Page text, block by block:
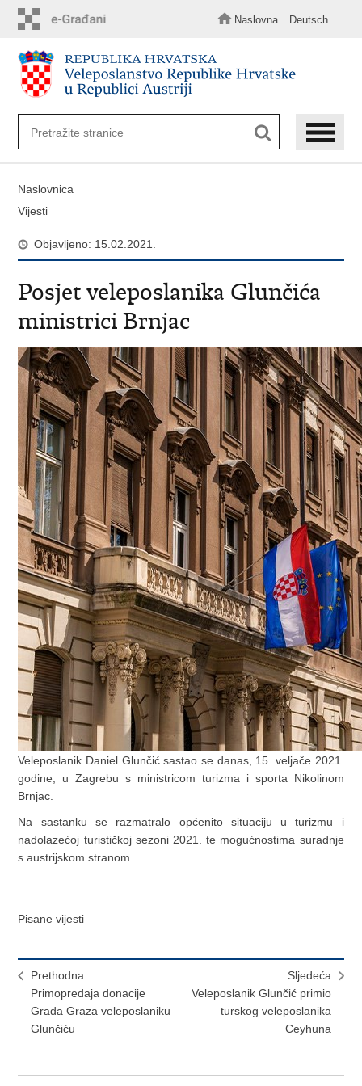
sadržaj
Naslovna Deutsch
Naslovnica
Vijesti
Objavljeno: 15.02.2021.
Posjet veleposlanika Glunčića
ministrici Brnjac
Veleposlanik Daniel Glunčić sastao se danas, 15. veljače 2021.
godine, u Zagrebu s ministricom turizma i sporta Nikolinom
Brnjac.
Na sastanku se razmatralo općenito situaciju u turizmu i
nadolazećoj turističkoj sezoni 2021. te mogućnostima suradnje
s austrijskom stranom.
Pisane vijesti
Prethodna
Primopredaja donacije
Grada Graza veleposlaniku
Glunčiću
Sljedeća
Veleposlanik Glunčić primio
turskog veleposlanika
Ceyhuna